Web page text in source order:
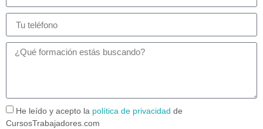
He leído y acepto la política de privacidad de
CursosTrabajadores.com